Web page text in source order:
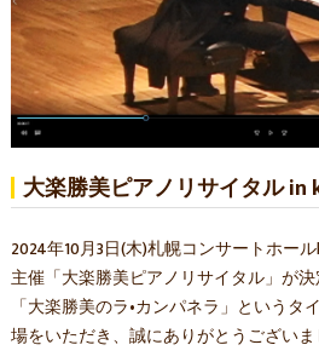
大楽勝美ピアノリサイタル in
2024年10月3日(木)札幌コンサートホー
主催「大楽勝美ピアノリサイタル」が
「大楽勝美のラ•カンパネラ」という
場をいただき、誠にありがとうございま